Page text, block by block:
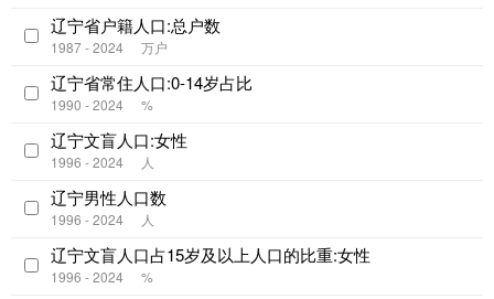
辽宁省户籍人口:总户数
1987 - 2024 万户
辽宁省常住人口:0-14岁占比
1990 - 2024 %
辽宁文盲人口:女性
1996 - 2024 人
辽宁男性人口数
1996 - 2024 人
辽宁文盲人口占15岁及以上人口的比重:女性
1996 - 2024 %